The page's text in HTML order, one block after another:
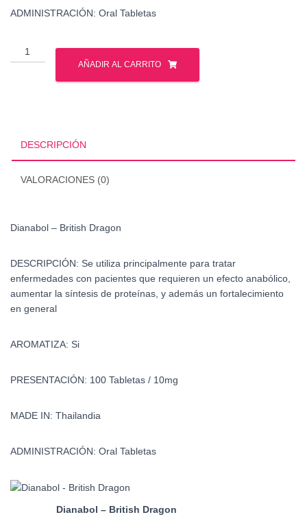
ADMINISTRACIÓN: Oral Tabletas
Dianabol
-
AÑADIR AL CARRITO
DESCRIPCIÓN
VALORACIONES (0)
Dianabol – British Dragon
DESCRIPCIÓN: Se utiliza principalmente para tratar
enfermedades con pacientes que requieren un efecto anabólico,
aumentar la síntesis de proteínas, y además un fortalecimiento
en general
AROMATIZA: Si
PRESENTACIÓN: 100 Tabletas / 10mg
MADE IN: Thailandia
ADMINISTRACIÓN: Oral Tabletas
Dianabol – British Dragon